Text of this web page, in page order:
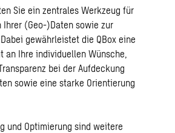
Sie ein zentrales Werkzeug für
Ihrer (Geo-)Daten sowie zur
gewährleistet die QBox eine
an Ihre individuellen Wünsche,
bei der Aufdeckung
sowie eine starke Orientierung
und Optimierung sind weitere